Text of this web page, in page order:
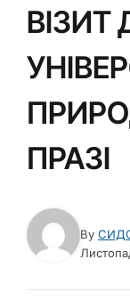
ВІЗИТ
ПРАЗІ
By